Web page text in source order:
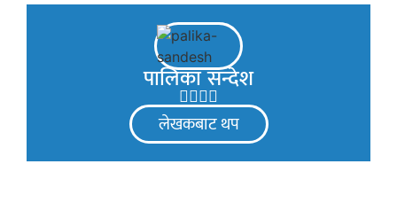
पालिका सन्देश
लेखकबाट थप